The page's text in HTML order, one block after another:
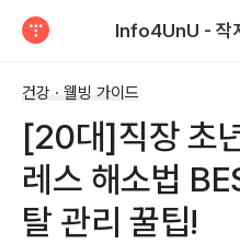
건강 · 웰빙 가이드
[20대]직장 초
레스 해소법
탈 관리 꿀팁!